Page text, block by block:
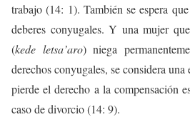
trabajo (14: 1). También se espera
deberes conyugales. Y una mujer
(kede letsa’aro) niega
derechos conyugales, se considera
pierde el derecho a la compensación
caso de divorcio (14: 9).